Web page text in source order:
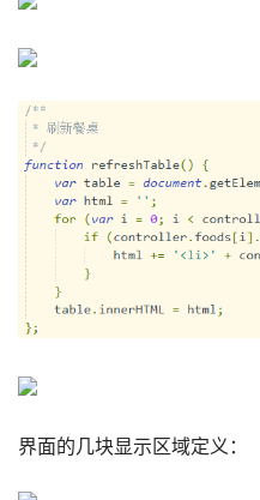
界面的几块显示区域定义：